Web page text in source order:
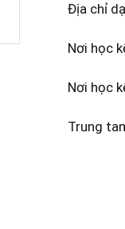
Địa chỉ
Nơi học
Nơi học
Trung